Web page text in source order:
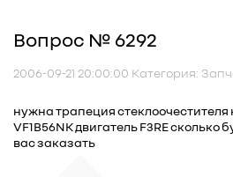
Вопрос № 6292
2006-09-21 20:00:00 Категория:
нужна трапеция стеклоочестителя
VF1B56NK двигатель F3RE сколько
вас заказать